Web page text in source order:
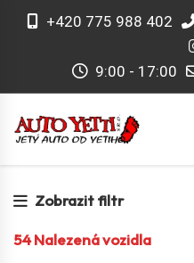
+420 775 988 402
9:00 - 17:00
Zobrazit filtr
54Nalezená vozidla